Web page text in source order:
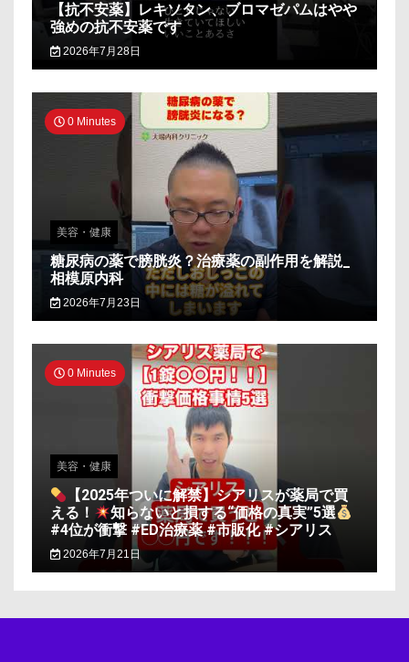
【抗不安薬】レキソタン、ブロマゼパムはやや
強めの抗不安薬です
2026年7月28日
0 Minutes
美容・健康
糖尿病の薬で膀胱炎？治療薬の副作用を解説_
相模原内科
2026年7月23日
0 Minutes
美容・健康
【2025年ついに解禁】シアリスが薬局で買
える！
知らないと損する“価格の真実”5選
#4位が衝撃 #ED治療薬 #市販化 #シアリス
2026年7月21日